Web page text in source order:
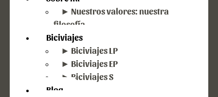
► Nuestros valores: nuestra
filosofía
Biciviajes
► Biciviajes LP
► Biciviajes EP
► Biciviajes S
Blog